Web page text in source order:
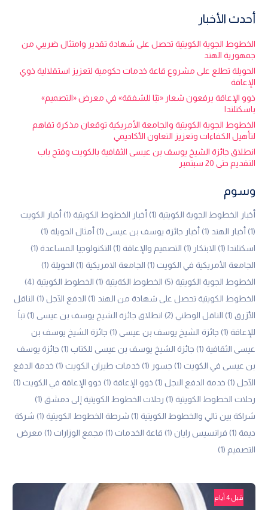
أحدث الأخبار
الخطوط الجوية الكويتية تحصل على شهادة تقدير وامتثال ضريبي من
جمهورية الهند
الحويلة تطلع على مشروع قاعة خدمات حكومية لتعزيز استقلالية ذوي
الإعاقة
ذوو الإعاقة يرفعون شعار «تبًا للشفقة» في معرض «التصميم»
باسكتلندا
الخطوط الجوية الكويتية والجامعة الأمريكية توقعان مذكرة تفاهم
لتأهيل الكفاءات وتعزيز التعاون الأكاديمي
انطلاق جائزة الشيخ يوسف بن عيسى الثقافية بالكويت وفتح باب
التقديم حتى 20 سبتمبر
وسوم
أخبار الخطوط الجوية الكويتية (1) أخبار الخطوط الكويتية (1)
أخبار الكويت
(1)
أخبار الهند (1) أخبار جائزة يوسف بن عيسى (1) أمثال الحويلة (1)
اسكتلندا (1) الابتكار (1) التصميم والإعاقة (1) التكنولوجيا المساعدة (1)
الجامعة الأمريكية في الكويت (1) الجامعة الامريكية (1) الحويلة (1)
الخطوط الجوية الكويتية (5) الخطوط الكةيتية (1) الخطوط الكويتية (4)
الخطوط الكويتية تحصل على شهادة من الهند (1) الدفع الآجل (1)
الناقل
الأزرق (1) الناقل الوطني (2) انطلاق جائزة الشيخ يوسف بن عيسى (1)
تباً
للإعاقة (1) جائزة الشيخ يوسف بن عيسى (1)
جائزة الشيخ يوسف بن
عيسى الثقافية (1) جائزة الشيخ يوسف بن عيسى للكتاب (1)
جائزة يوسف
بن عيسى في الكويت (1) جسور (1) خدمات طيران الكويت (1)
خدمة الدفع
الآجل (1) خدمة الدفع الىجل (1) ذوو الإعاقة (1) ذوو الإعاقة في الكويت (1)
رحلات الخطوط الكويتية (1) رحلات الخطوط الكويتية إلى دمشق (1)
شراكة بين تالي والخطوط الكويتية (1) شرطة الخطوط الكويتية (1)
شركة
ديمة (1) فرانسيس رايان (1) قاعة الخدمات (1) مجمع الوزارات (1)
معرض
التصميم (1)
قبل 4 أيام